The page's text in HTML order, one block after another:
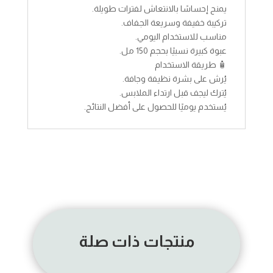
يمنح إحساسًا بالانتعاش لفترات طويلة.
تركيبة خفيفة وسريعة الجفاف.
مناسب للاستخدام اليومي.
عبوة كبيرة نسبيًا بحجم 150 مل.
🧴 طريقة الاستخدام
يُرش على بشرة نظيفة وجافة.
يُترك ليجف قبل ارتداء الملابس.
يُستخدم يوميًا للحصول على أفضل النتائج.
منتجات ذات صلة